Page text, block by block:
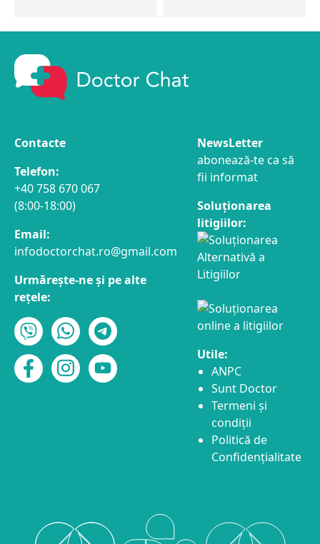
Contacte
Telefon:
+40 758 670 067
(8:00-18:00)
Email:
infodoctorchat.ro@gmail.com
Urmărește-ne și pe alte
rețele:
NewsLetter
abonează-te ca să
fii informat
Soluționarea
litigiilor:
Utile:
ANPC
Sunt Doctor
Termeni și
condiții
Politică de
Confidențialitate